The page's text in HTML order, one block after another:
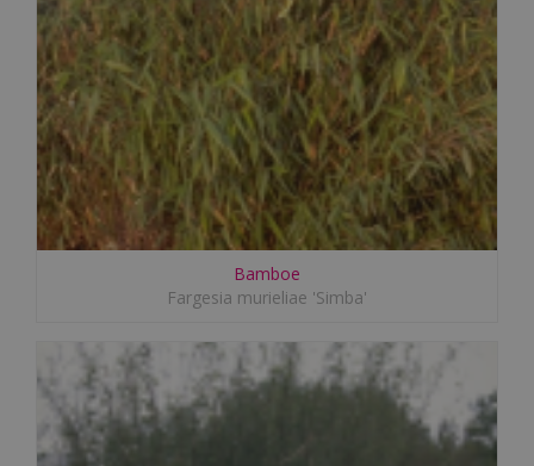
Bamboe
Fargesia murieliae 'Simba'